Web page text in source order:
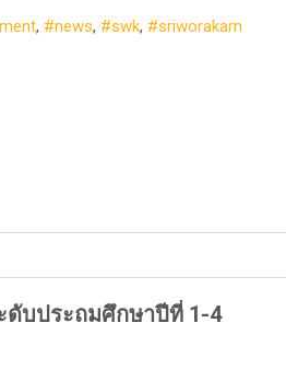
news swk sriworakarn
ดับประถมศึกษาปีที่ 1-4